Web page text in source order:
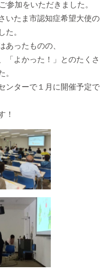
参加をいただきました。
いたま市認知症希望大使の
た。
あったものの
「よかった！」とのたくさ
。
ンターで１月に開催予定で
！